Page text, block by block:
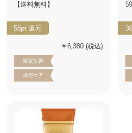
【送料無料】
58pt 還元
￥6,380 (税込)
髪質改善
保湿ケア